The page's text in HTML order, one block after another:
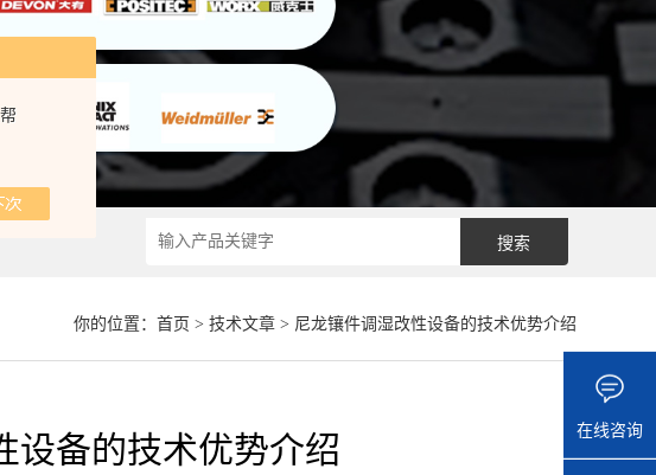
你的位置： 首页 > 技术文章> 尼龙镶件调湿改性设备的技术优势介绍
设备的技术优势介绍 在线咨询